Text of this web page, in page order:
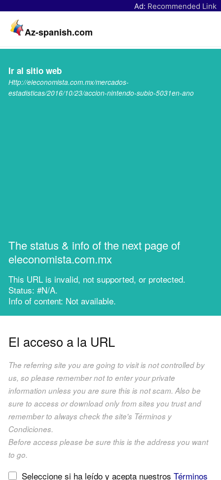
Ad: Recommended Link
Az-spanish.com
Ir al sitio web
Http://eleconomista.com.mx/mercados-
estadisticas/2016/10/23/accion-nintendo-subio-5031en-ano
The status & info of the next page of
eleconomista.com.mx
This URL is invalid, not supported, or protected.
Status: #N/A.
Info of content: Not available.
El acceso a la URL
The referring site you are going to visit is not controlled by
us, so please remember not to enter your private
information unless you are sure this is not scam. Also be
sure to access or download only from sites you trust and
remember to always check the site's Términos y
Condiciones.
Before access please be sure this is the address you want
to go.
Seleccione si ha leído y acepta nuestrosTérminos